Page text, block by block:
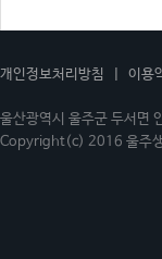
개인정보처리방침 이용
울산광역시 울주군 두서
Copyright(c) 2016 울주